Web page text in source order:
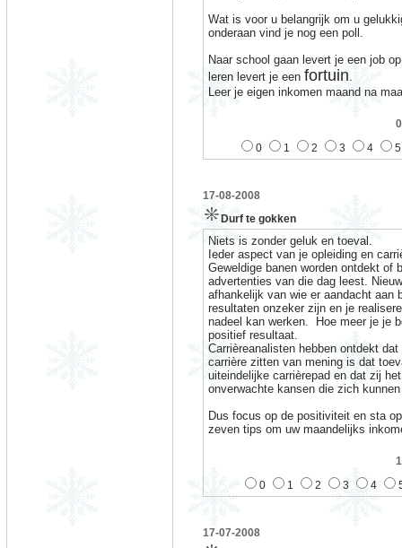
Wat is voor u belangrijk om u
onderaan vind je nog een poll.
Naar school gaan levert je een job
leren levert je een fortuin
Leer je eigen inkomen maand na
0
1 2 3 4
17-08-2008
Durf te gokken
Niets is zonder geluk en toeval.
Ieder aspect van je opleiding en
Geweldige banen worden ontdekt of
advertenties van die dag leest.
afhankelijk van wie er aandacht aan
resultaten onzeker zijn en je
nadeel kan werken.
Hoe meer je je
positief resultaat.
Carrièreanalisten hebben ontdekt
carrière zitten van mening is dat
uiteindelijke carrièrepad en dat zij
onverwachte kansen die zich
Dus focus op de positiviteit en sta
zeven tips om uw maandelijks
0
1 2 3 4
17-07-2008